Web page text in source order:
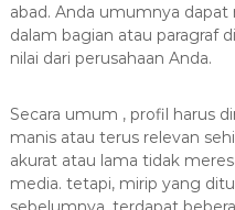
abad. Anda umumnya
dalam bagian atau paragraf
nilai dari perusahaan Anda.
Secara umum , profil harus
manis atau terus relevan
akurat atau lama tidak
media. tetapi, mirip yang